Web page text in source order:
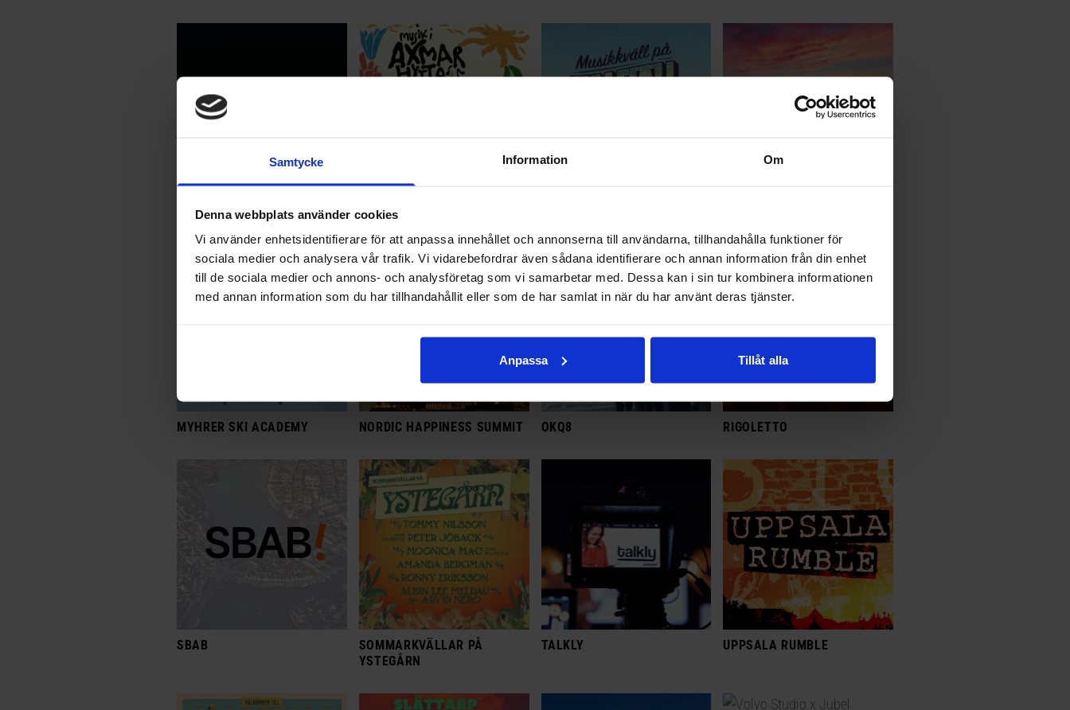
Samtycke Information Om
Denna webbplats använder cookies
Vi använder enhetsidentifierare för att anpassa innehållet och annonserna till användarna, tillhandahålla funktioner för
sociala medier och analysera vår trafik. Vi vidarebefordrar även sådana identifierare och annan information från din enhet
till de sociala medier och annons- och analysföretag som vi samarbetar med. Dessa kan i sin tur kombinera informationen
med annan information som du har tillhandahållit eller som de har samlat in när du har använt deras tjänster.
Anpassa Tillåt alla
MIMFEST MUSIK I AXMAR HYTTA
MYHRER SKI ACADEMY NORDIC HAPPINESS SUMMIT OKQ8 RIGOLETTO
SBAB
SOMMARKVÄLLAR PÅ
YSTEGÅRN
TALKLY UPPSALA RUMBLE